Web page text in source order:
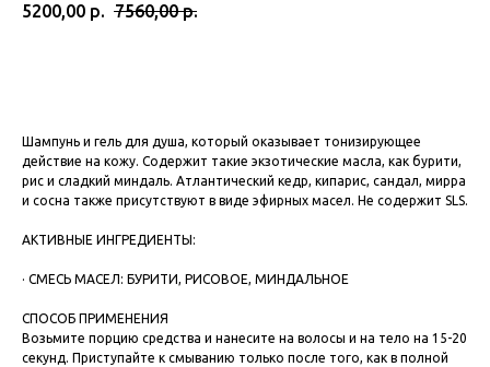
5200,00 р. 7560,00 р.
Шампунь и гель для душа, который оказывает тонизирующее
действие на кожу. Содержит такие экзотические масла, как бурити,
рис и сладкий миндаль. Атлантический кедр, кипарис, сандал, мирра
и сосна также присутствуют в виде эфирных масел. Не содержит SLS.
АКТИВНЫЕ ИНГРЕДИЕНТЫ:
· СМЕСЬ МАСЕЛ: БУРИТИ, РИСОВОЕ, МИНДАЛЬНОЕ
СПОСОБ ПРИМЕНЕНИЯ
Возьмите порцию средства и нанесите на волосы и на тело на 15-20
секунд. Приступайте к смыванию только после того, как в полной